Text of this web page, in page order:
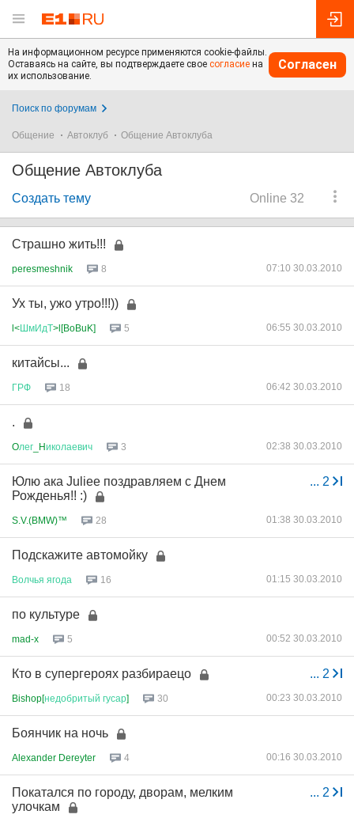
На информационном ресурсе применяются cookie-файлы.
Оставаясь на сайте, вы подтверждаете свое согласие на
их использование.
Согласен
Поиск по форумам
Общение Автоклуб Общение Автоклуба
Общение Автоклуба
Online 32
Создать тему
Страшно жить!!!
peresmeshnik 8 07:10 30.03.2010
Ух ты, ужо утро!!!))
l<ШмИдТ>l[BoBuK] 5 06:55 30.03.2010
китайсы...
ГРФ 18 06:42 30.03.2010
.
Oлег _Hиколаевич 3 02:38 30.03.2010
... 2
Юлю ака Juliee поздравляем с Днем
Рожденья!! :)
S.V.(BMW)™ 28 01:38 30.03.2010
Подскажите автомойку
Волчья ягода 16 01:15 30.03.2010
по культуре
mad-x 5 00:52 30.03.2010
... 2
Кто в супергероях разбираецо
Bishop[недобритый гусар] 30 00:23 30.03.2010
Боянчик на ночь
Alexander Dereyter 4 00:16 30.03.2010
... 2
Покатался по городу, дворам, мелким
улочкам